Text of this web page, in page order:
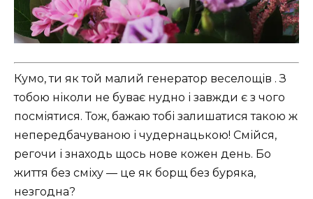
Кумо, ти як той малий генератор веселощів . З
тобою ніколи не буває нудно і завжди є з чого
посміятися. Тож, бажаю тобі залишатися такою ж
непередбачуваною і чудернацькою! Смійся,
регочи і знаходь щось нове кожен день. Бо
життя без сміху — це як борщ без буряка,
незгодна?